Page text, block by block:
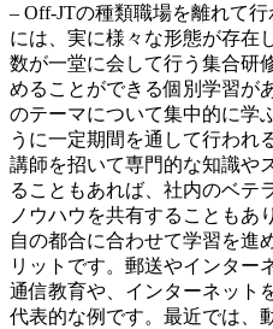
– Off-JTの種類職場を離れて
には、実に様々な形態が存在
数が一堂に会して行う集合研
めることができる個別学習が
のテーマについて集中的に学
うに一定期間を通して行われ
講師を招いて専門的な知識や
ることもあれば、社内のベテ
ノウハウを共有することもあ
自の都合に合わせて学習を進
リットです。郵送やインター
通信教育や、インターネット
代表的な例です。最近では、